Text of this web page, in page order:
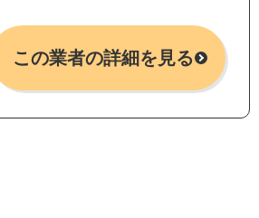
この業者の詳細を見る